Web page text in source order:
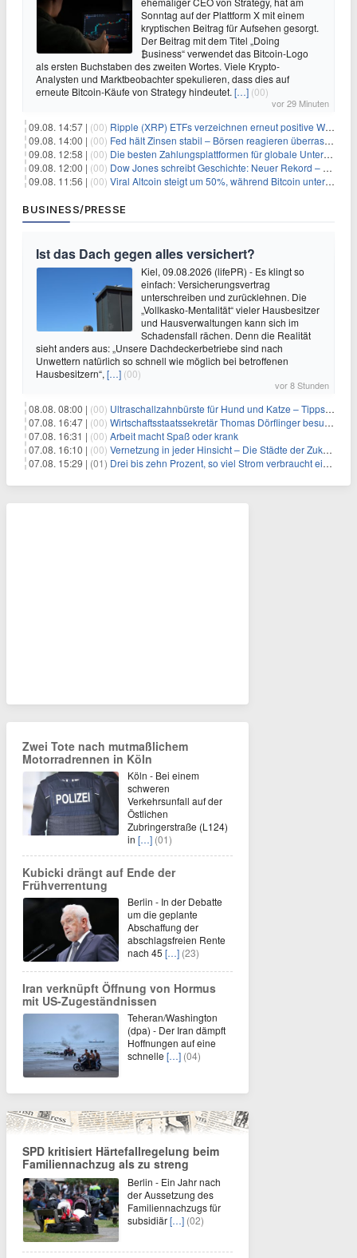
Sonntag auf der Plattform X mit einem
kryptischen Beitrag für Aufsehen gesorgt.
Der Beitrag mit dem Titel „Doing
₿usiness“ verwendet das Bitcoin-Logo
als ersten Buchstaben des zweiten Wortes. Viele Krypto-
Analysten und Marktbeobachter spekulieren, dass dies auf
erneute Bitcoin-Käufe von Strategy hindeutet. […] (00)
vor 29 Minuten
09.08. 14:57 | (00) Ripple (XRP) ETFs verzeichnen erneut positive Woche, doch neue Bedenken tauchen auf
09.08. 14:00 | (00) Fed hält Zinsen stabil – Börsen reagieren überraschend volatil
09.08. 12:58 | (00) Die besten Zahlungsplattformen für globale Unternehmen im Jahr 2026
09.08. 12:00 | (00) Dow Jones schreibt Geschichte: Neuer Rekord – und Amazon knackt die nächste Billionen-Marke
09.08. 11:56 | (00) Viral Altcoin steigt um 50%, während Bitcoin unter $65.000 fällt
BUSINESS/PRESSE
Ist das Dach gegen alles versichert?
Kiel, 09.08.2026 (lifePR) - Es klingt so
einfach: Versicherungsvertrag
unterschreiben und zurücklehnen. Die
„Vollkasko-Mentalität“ vieler Hausbesitzer
und Hausverwaltungen kann sich im
Schadensfall rächen. Denn die Realität
sieht anders aus: „Unsere Dachdeckerbetriebe sind nach
Unwettern natürlich so schnell wie möglich bei betroffenen
Hausbesitzern“, […] (00)
vor 8 Stunden
08.08. 08:00 | (00) Ultraschallzahnbürste für Hund und Katze – Tipps zur erfolgreichen Eingewöhnung
07.08. 16:47 | (00) Wirtschaftsstaatssekretär Thomas Dörflinger besucht Handwerksbetrieb im Kammerbezirk Freiburg
07.08. 16:31 | (00) Arbeit macht Spaß oder krank
07.08. 16:10 | (00) Vernetzung in jeder Hinsicht – Die Städte der Zukunft sind grün-blau
07.08. 15:29 | (01) Drei bis zehn Prozent, so viel Strom verbraucht ein Aufzug im Gebäude
Zwei Tote nach mutmaßlichem
Motorradrennen in Köln
Köln - Bei einem
schweren
Verkehrsunfall auf der
Östlichen
Zubringerstraße (L124)
in […] (01)
Kubicki drängt auf Ende der
Frühverrentung
Berlin - In der Debatte
um die geplante
Abschaffung der
abschlagsfreien Rente
nach 45 […] (23)
Iran verknüpft Öffnung von Hormus
mit US-Zugeständnissen
Teheran/Washington
(dpa) - Der Iran dämpft
Hoffnungen auf eine
schnelle […] (04)
SPD kritisiert Härtefallregelung beim
Familiennachzug als zu streng
Berlin - Ein Jahr nach
der Aussetzung des
Familiennachzugs für
subsidiär[…] (02)